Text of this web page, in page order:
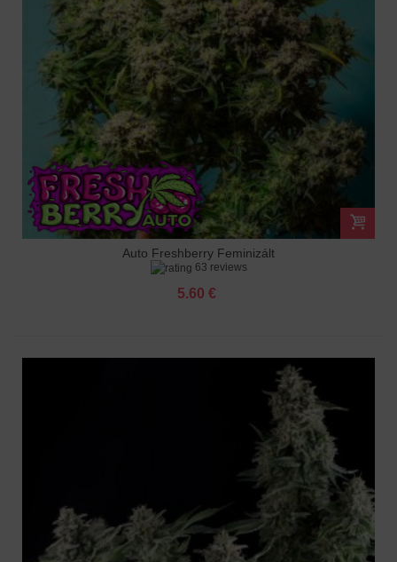
Auto Freshberry Feminizált
63 reviews
5.60 €